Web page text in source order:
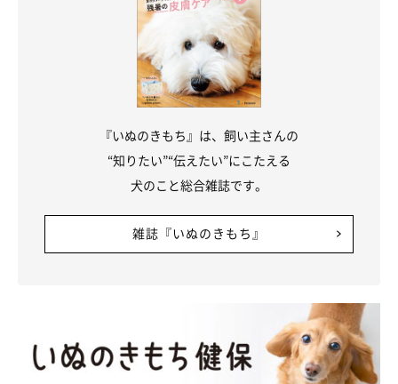
『いぬのきもち』は、飼い主さんの
“知りたい”“伝えたい”にこたえる
犬のこと総合雑誌です。
雑誌『いぬのきもち』